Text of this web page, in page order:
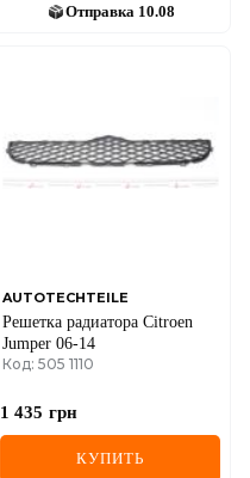
Отправка 10.08
AUTOTECHTEILE
Решетка радиатора Citroen
Jumper 06-14
Код: 505 1110
1 435 грн
КУПИТЬ